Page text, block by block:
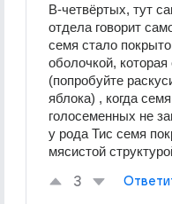
В-четвёртых, тут
отдела говорит
семя стало
оболочкой, которая
(попробуйте
яблока) , когда семя
голосеменных не
у рода Тис семя
мясистой
3